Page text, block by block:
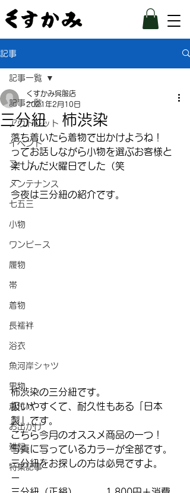
記事
記事一覧
アウトレット
イベント
コート
メンテナンス
七五三
小物
ワンピース
履物
帯
着物
長襦袢
浴衣
魚河岸シャツ
男物
着付け
お出かけ
雑記
特集記事
記事一覧
三分紐 柿渋染
くすかみ呉服店
2021年2月10日
落ち着いたら着物で出かけようね！
ってお話しながら小物を選ぶお客様と
楽しんだ火曜日でした（笑
ー
今夜は三分紐の紹介です。
柿渋染の三分紐です。
扱いやすくて、耐久性もある「日本
製」です。
こちら今月のオススメ商品の一つ！
写真に写っているカラーが全部です。
三分紐をお探しの方は必見ですよ。
ー